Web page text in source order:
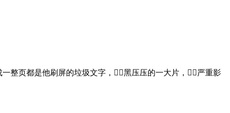
整页都是他刷屏的垃圾文字，黑压压的一大片，严重影